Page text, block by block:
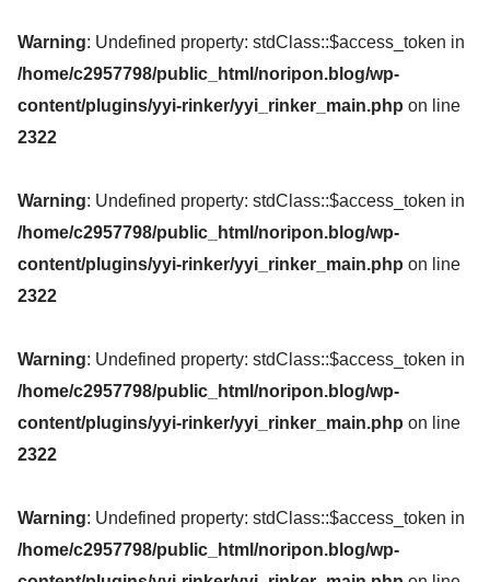
Warning: Undefined property: stdClass::$access_token in
/home/c2957798/public_html/noripon.blog/wp-
content/plugins/yyi-rinker/yyi_rinker_main.php on line
2322
Warning: Undefined property: stdClass::$access_token in
/home/c2957798/public_html/noripon.blog/wp-
content/plugins/yyi-rinker/yyi_rinker_main.php on line
2322
Warning: Undefined property: stdClass::$access_token in
/home/c2957798/public_html/noripon.blog/wp-
content/plugins/yyi-rinker/yyi_rinker_main.php on line
2322
Warning: Undefined property: stdClass::$access_token in
/home/c2957798/public_html/noripon.blog/wp-